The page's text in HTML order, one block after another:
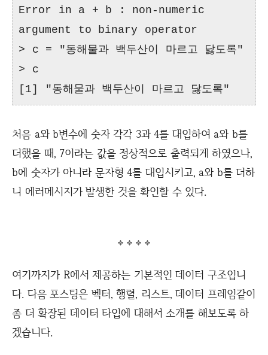
Error in a + b : non-numeric
argument to binary operator
> c = "동해물과 백두산이 마르고 닳도록"
> c
[1] "동해물과 백두산이 마르고 닳도록"
처음 a와 b변수에 숫자 각각 3과 4를 대입하여 a와 b를
더했을 때, 7이라는 값을 정상적으로 출력되게 하였으나,
b에 숫자가 아니라 문자형 4를 대입시키고, a와 b를 더하
니 에러메시지가 발생한 것을 확인할 수 있다.
여기까지가 R에서 제공하는 기본적인 데이터 구조입니
다. 다음 포스팅은 벡터, 행렬, 리스트, 데이터 프레임같이
좀 더 확장된 데이터 타입에 대해서 소개를 해보도록 하
겠습니다.